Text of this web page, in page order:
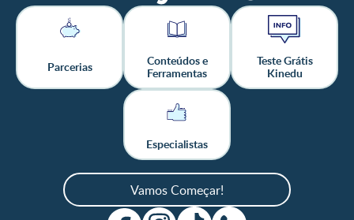
Parcerias
Conteúdos e
Ferramentas
Teste Grátis
Kinedu
Especialistas
Vamos Começar!